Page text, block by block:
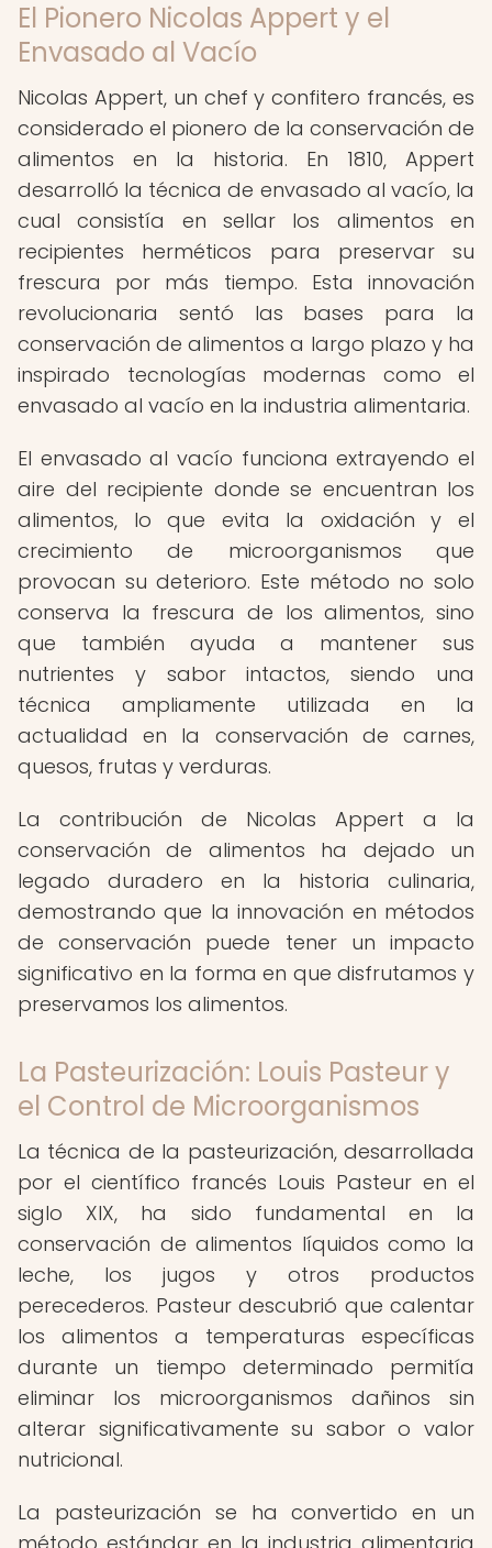
El Pionero Nicolas Appert y el
Envasado al Vacío
Nicolas Appert, un chef y confitero francés, es
considerado el pionero de la conservación de
alimentos en la historia. En 1810, Appert
desarrolló la técnica de envasado al vacío, la
cual consistía en sellar los alimentos en
recipientes herméticos para preservar su
frescura por más tiempo. Esta innovación
revolucionaria sentó las bases para la
conservación de alimentos a largo plazo y ha
inspirado tecnologías modernas como el
envasado al vacío en la industria alimentaria.
El envasado al vacío funciona extrayendo el
aire del recipiente donde se encuentran los
alimentos, lo que evita la oxidación y el
crecimiento de microorganismos que
provocan su deterioro. Este método no solo
conserva la frescura de los alimentos, sino
que también ayuda a mantener sus
nutrientes y sabor intactos, siendo una
técnica ampliamente utilizada en la
actualidad en la conservación de carnes,
quesos, frutas y verduras.
La contribución de Nicolas Appert a la
conservación de alimentos ha dejado un
legado duradero en la historia culinaria,
demostrando que la innovación en métodos
de conservación puede tener un impacto
significativo en la forma en que disfrutamos y
preservamos los alimentos.
La Pasteurización: Louis Pasteur y
el Control de Microorganismos
La técnica de la pasteurización, desarrollada
por el científico francés Louis Pasteur en el
siglo XIX, ha sido fundamental en la
conservación de alimentos líquidos como la
leche, los jugos y otros productos
perecederos. Pasteur descubrió que calentar
los alimentos a temperaturas específicas
durante un tiempo determinado permitía
eliminar los microorganismos dañinos sin
alterar significativamente su sabor o valor
nutricional.
La pasteurización se ha convertido en un